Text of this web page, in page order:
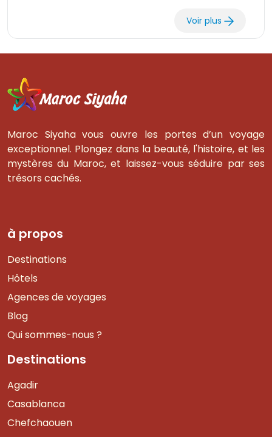
Voir plus
Maroc Siyaha vous ouvre les portes d’un voyage
exceptionnel. Plongez dans la beauté, l'histoire, et les
mystères du Maroc, et laissez-vous séduire par ses
trésors cachés.
à propos
Destinations
Hôtels
Agences de voyages
Blog
Qui sommes-nous ?
Destinations
Agadir
Casablanca
Chefchaouen